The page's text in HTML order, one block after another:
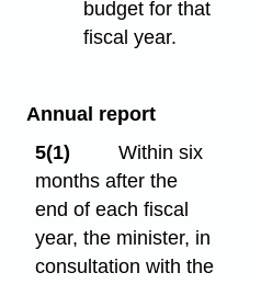
budget for that
fiscal year.
Annual report
5(1)
Within six
months after the
end of each fiscal
year, the minister, in
consultation with the